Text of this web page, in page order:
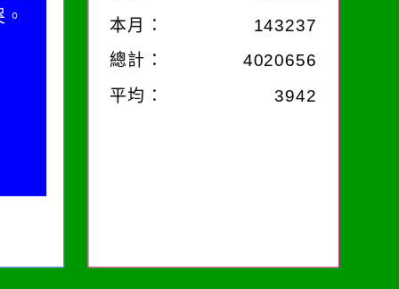
本月：
143237
總計： 4020656
平均： 3942